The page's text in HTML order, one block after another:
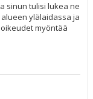
sinun tulisi lukea ne
ylälaidassa ja
myöntää